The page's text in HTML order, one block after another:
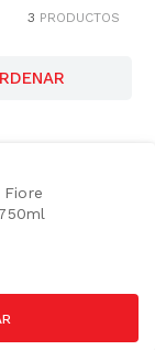
3 PRODUCTOS